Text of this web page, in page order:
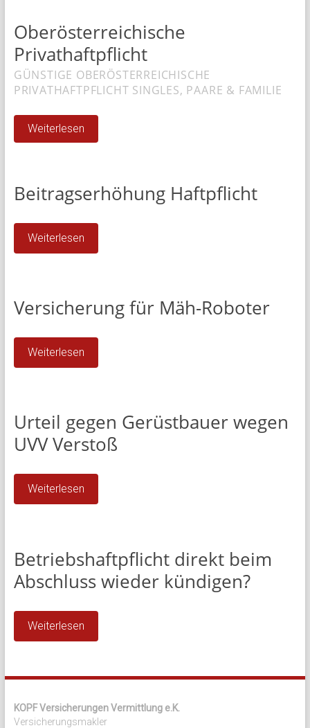
und
Gewerbe
Versicherungsmakler
Nordheim,
und
Umland
Oberösterreichische
Privathaftpflicht
GÜNSTIGE OBERÖSTERREICHISCHE
PRIVATHAFTPFLICHT SINGLES, PAARE & FAMILIE
Weiterlesen
Beitragserhöhung Haftpflicht
Weiterlesen
Versicherung für Mäh-Roboter
Weiterlesen
Urteil gegen Gerüstbauer wegen
UVV Verstoß
Weiterlesen
Betriebshaftpflicht direkt beim
Abschluss wieder kündigen?
Weiterlesen
KOPF Versicherungen Vermittlung e.K.
Versicherungsmakler